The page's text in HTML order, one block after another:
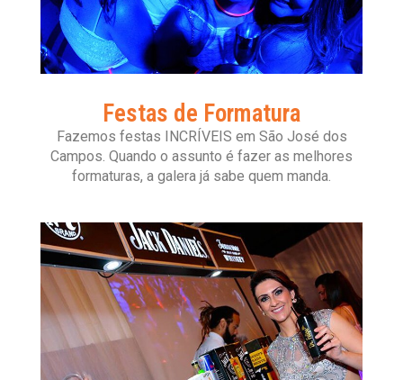
Festas de Formatura
Fazemos festas INCRÍVEIS em São José dos
Campos. Quando o assunto é fazer as melhores
formaturas, a galera já sabe quem manda.